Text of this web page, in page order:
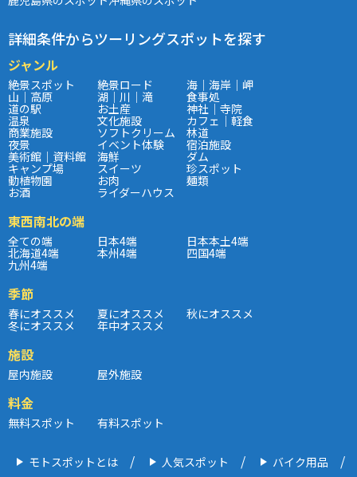
詳細条件からツーリングスポットを探す
ジャンル
絶景スポット 絶景ロード 海｜海岸｜岬
山｜高原 湖｜川｜滝 食事処
道の駅 お土産 神社｜寺院
温泉 文化施設 カフェ｜軽食
商業施設 ソフトクリーム 林道
夜景 イベント体験 宿泊施設
美術館｜資料館 海鮮 ダム
キャンプ場 スイーツ 珍スポット
動植物園 お肉 麺類
お酒 ライダーハウス
東西南北の端
全ての端 日本4端 日本本土4端
北海道4端 本州4端 四国4端
九州4端
季節
春にオススメ 夏にオススメ 秋にオススメ
冬にオススメ 年中オススメ
施設
屋内施設 屋外施設
料金
無料スポット 有料スポット
モトスポットとは 人気スポット バイク用品